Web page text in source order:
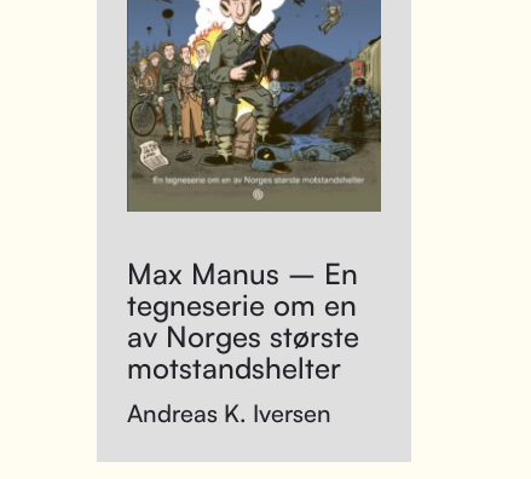
Max Manus – En
tegneserie om en
av Norges største
motstandshelter
Andreas K. Iversen